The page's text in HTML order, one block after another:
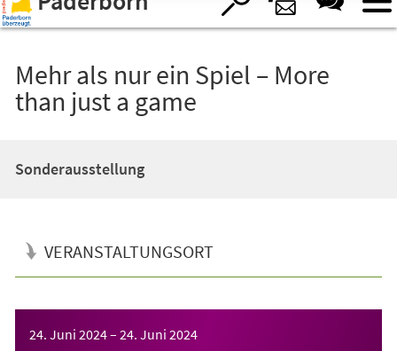
öffnen.
Mehr als nur ein Spiel – More
than just a game
Sonderausstellung
VERANSTALTUNGSORT
24. Juni 2024– 24. Juni 2024